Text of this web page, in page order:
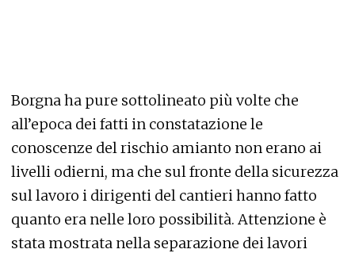
Borgna ha pure sottolineato più volte che
all’epoca dei fatti in constatazione le
conoscenze del rischio amianto non erano ai
livelli odierni, ma che sul fronte della sicurezza
sul lavoro i dirigenti del cantieri hanno fatto
quanto era nelle loro possibilità. Attenzione è
stata mostrata nella separazione dei lavori